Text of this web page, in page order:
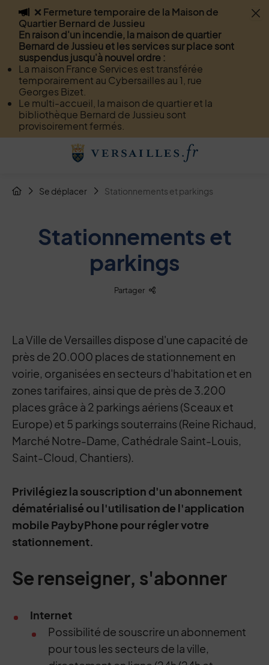
Flash info
❌ Fermeture temporaire de la Maison de
Quartier Bernard de Jussieu
En raison d'un incendie, la maison de quartier
Bernard de Jussieu et les services sur place sont
suspendus jusqu'à nouvel ordre :
La maison France Services est transférée
temporairement au Cybersailles au 1, rue
Georges Bizet.
Le multi-accueil, la maison de quartier et la
bibliothèque Bernard de Jussieu sont
provisoirement fermés.
Menu de raccourcis
Menu
Recherche
Page de contact
Contenu
Retour à l'accueil
Fil d'Arianne de la page
Page d'accueil du site
Se déplacer Stationnements et parkings
Stationnements et
parkings
Partager Liste des liens de partage
La Ville de Versailles dispose d'une capacité de
près de 20.000 places de stationnement en
voirie, organisées en secteurs d'habitation et en
zones tarifaires, ainsi que de près de 3.200
places grâce à 2 parkings aériens (Sceaux et
Europe) et 5 parkings souterrains (Reine Richaud,
Marché Notre-Dame, Cathédrale Saint-Louis,
Saint-Cloud, Chantiers).
Privilégiez la souscription d'un abonnement
dématérialisé ou l'utilisation de l'application
mobile PaybyPhone pour régler votre
stationnement.
Se renseigner, s'abonner
Internet
Possibilité de souscrire un abonnement
pour tous les secteurs de la ville,